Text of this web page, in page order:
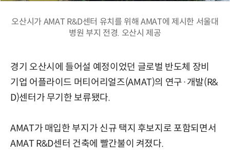
오산시가 AMAT R&D센터 유치를 위해 AMAT에 제시한 서울대
병원 부지 전경. 오산시 제공
경기 오산시에 들어설 예정이었던 글로벌 반도체 장비
기업 어플라이드 머티어리얼즈(AMAT)의 연구·개발(R&
D)센터가 무기한 보류됐다.
AMAT가 매입한 부지가 신규 택지 후보지로 포함되면서
AMAT R&D센터 건축에 빨간불이 켜졌다.